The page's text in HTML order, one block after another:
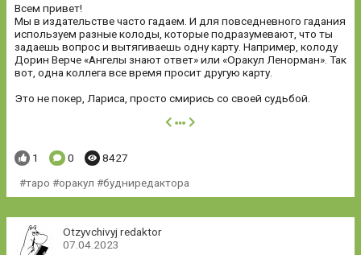
Всем привет!
Мы в издательстве часто гадаем. И для повседневного гадания
используем разные колоды, которые подразумевают, что ты
задаешь вопрос и вытягиваешь одну карту. Например, колоду
Дорин Верче «Ангелы знают ответ» или «Оракул Ленорман». Так
вот, одна коллега все время просит другую карту.
Это не покер, Лариса, просто смирись со своей судьбой.
далее
Понравилось:
1 Комментариев:
0 Просмотров:
8427
таро #оракул #будниредактора
Otzyvchivyj redaktor
07.04.2023